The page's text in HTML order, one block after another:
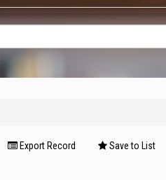
Export Record Save to List